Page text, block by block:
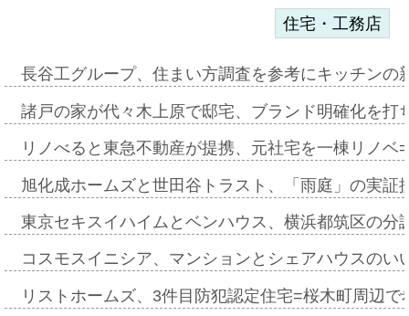
住宅・工務店
長谷工グループ、住まい方調査を参考にキッチン
諸戸の家が代々木上原で邸宅、ブランド明確化を
リノべると東急不動産が提携、元社宅を一棟リノ
旭化成ホームズと世田谷トラスト、「雨庭」の実
東京セキスイハイムとベンハウス、横浜都筑区の
コスモスイニシア、マンションとシェアハウスの
リストホームズ、3件目防犯認定住宅=桜木町周辺